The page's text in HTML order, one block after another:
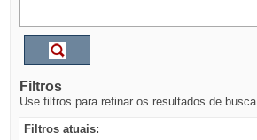
Filtros
Use filtros para refinar os resultados de busca.
Filtros atuais: